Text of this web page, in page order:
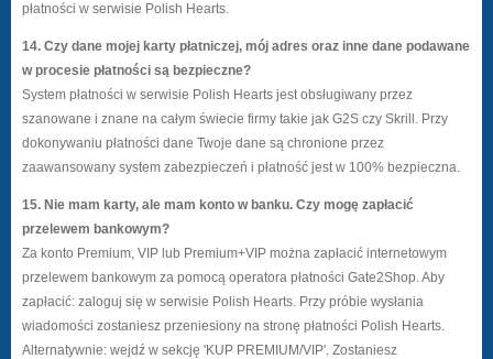
płatności w serwisie Polish Hearts.
14. Czy dane mojej karty płatniczej, mój adres oraz inne dane podawane
w procesie płatności są bezpieczne?
System płatności w serwisie Polish Hearts jest obsługiwany przez
szanowane i znane na całym świecie firmy takie jak G2S czy Skrill. Przy
dokonywaniu płatności dane Twoje dane są chronione przez
zaawansowany system zabezpieczeń i płatność jest w 100% bezpieczna.
15. Nie mam karty, ale mam konto w banku. Czy mogę zapłacić
przelewem bankowym?
Za konto Premium, VIP lub Premium+VIP można zapłacić internetowym
przelewem bankowym za pomocą operatora płatności Gate2Shop. Aby
zapłacić: zaloguj się w serwisie Polish Hearts. Przy próbie wysłania
wiadomości zostaniesz przeniesiony na stronę płatności Polish Hearts.
Alternatywnie: wejdź w sekcję 'KUP PREMIUM/VIP'. Zostaniesz